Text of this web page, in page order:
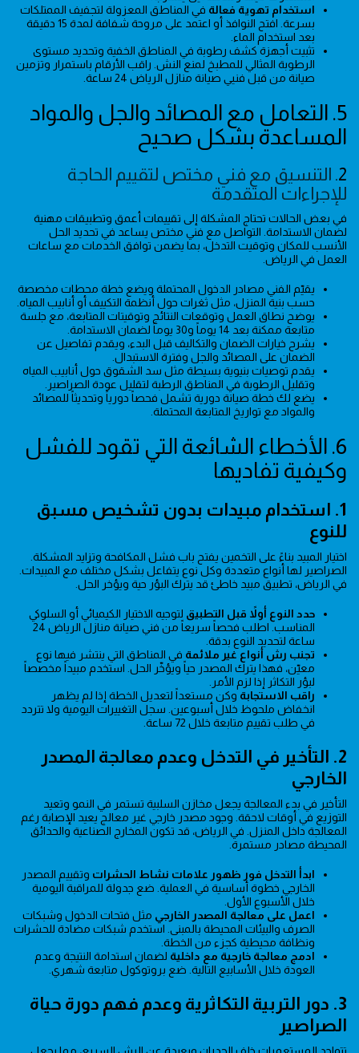
استخدام تهوية فعالة في المناطق المعزولة لتجفيف الممتلكات
بسرعة. افتح النوافذ أو اعتمد على مروحة شفافة لمدة 15 دقيقة
بعد استخدام الماء.
تثبيت أجهزة كشف رطوبة في المناطق الخفية وتحديد مستوى
الرطوبة المثالي للمطبخ لمنع النش. راقب الأرقام باستمرار وتزمين
صيانة من قبل فنيي صيانة منازل الرياض 24 ساعة.
5. التعامل مع المصائد والجل والمواد
المساعدة بشكل صحيح
2. التنسيق مع فني مختص لتقييم الحاجة
للإجراءات المتقدمة
في بعض الحالات تحتاج المشكلة إلى تقييمات أعمق وتطبيقات مهنية
لضمان الاستدامة. التواصل مع فني مختص يساعد في تحديد الحل
الأنسب للمكان وتوقيت التدخل، بما يضمن توافق الخدمات مع ساعات
العمل في الرياض.
يقيّم الفني مصادر الدخول المحتملة ويضع خطة محطات مخصصة
حسب بنية المنزل، مثل ثغرات حول أنظمة التكييف أو أنابيب المياه.
يوضح نطاق العمل وتوقعات النتائج وتوقيتات المتابعة، مع جلسة
متابعة ممكنة بعد 14 يوماً و30 يوماً لضمان الاستدامة.
يشرح خيارات الضمان والتكاليف قبل البدء، ويقدم تفاصيل عن
الضمان على المصائد والجل وفترة الاستبدال.
يقدم توصيات بنيوية بسيطة مثل سد الشقوق حول أنابيب المياه
وتقليل الرطوبة في المناطق الرطبة لتقليل عودة الصراصير.
يضع لك خطة صيانة دورية تشمل فحصاً دورياً وتحديثاً للمصائد
والمواد مع تواريخ المتابعة المحتملة.
6. الأخطاء الشائعة التي تقود للفشل
وكيفية تفاديها
1. استخدام مبيدات بدون تشخيص مسبق
للنوع
اختيار المبيد بناءً على التخمين يفتح باب فشل المكافحة وتزايد المشكلة.
الصراصير لها أنواع متعددة وكل نوع يتفاعل بشكل مختلف مع المبيدات.
في الرياض، تطبيق مبيد خاطئ قد يترك البؤر حية ويؤخر الحل.
حدد النوع أولاً قبل التطبيق لتوجيه الاختيار الكيميائي أو السلوكي
المناسب. اطلب فحصاً سريعاً من فني صيانة منازل الرياض 24
ساعة لتحديد النوع بدقة.
تجنب رش أنواع غير ملائمة في المناطق التي ينتشر فيها نوع
معيّن، فهذا يترك المصدر حياً ويؤخّر الحل. استخدم مبيداً مخصصاً
لبؤر التكاثر إذا لزم الأمر.
راقب الاستجابة وكن مستعداً لتعديل الخطة إذا لم يظهر
انخفاض ملحوظ خلال أسبوعين. سجل التغييرات اليومية ولا تتردد
في طلب تقييم متابعة خلال 72 ساعة.
2. التأخير في التدخل وعدم معالجة المصدر
الخارجي
التأخير في بدء المعالجة يجعل مخازن السلبية تستمر في النمو وتعيد
التوزيع في أوقات لاحقة. وجود مصدر خارجي غير معالج يعيد الإصابة رغم
المعالجة داخل المنزل. في الرياض، قد تكون المخارج الصناعية والحدائق
المحيطة مصادر مستمرة.
ابدأ التدخل فور ظهور علامات نشاط الحشرات وتقييم المصدر
الخارجي خطوة أساسية في العملية. ضع جدولة للمراقبة اليومية
خلال الأسبوع الأول.
اعمل على معالجة المصدر الخارجي مثل فتحات الدخول وشبكات
الصرف والبيئات المحيطة بالمبنى. استخدم شبكات مضادة للحشرات
ونظافة محيطية كجزء من الخطة.
ادمج معالجة خارجية مع داخلية لضمان استدامة النتيجة وعدم
العودة خلال الأسابيع التالية. ضع بروتوكول متابعة شهري.
3. دور التربية التكاثرية وعدم فهم دورة حياة
الصراصير
تتواجد المستعمرات خلف الجدران وبعيدة عن الرش السريع، مما يجعل